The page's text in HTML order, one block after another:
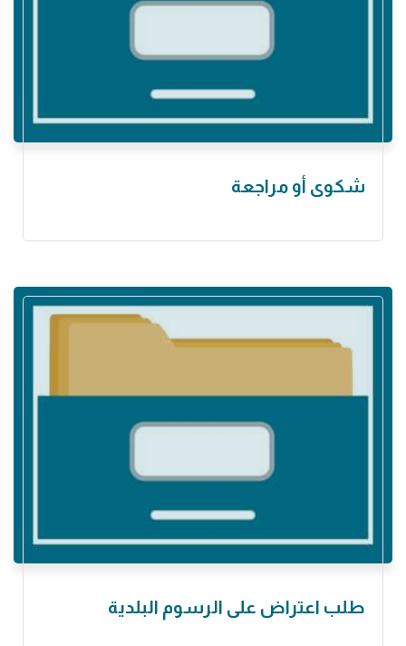
شكوى أو مراجعة ‏
طلب اعتراض على الرسوم البلدية